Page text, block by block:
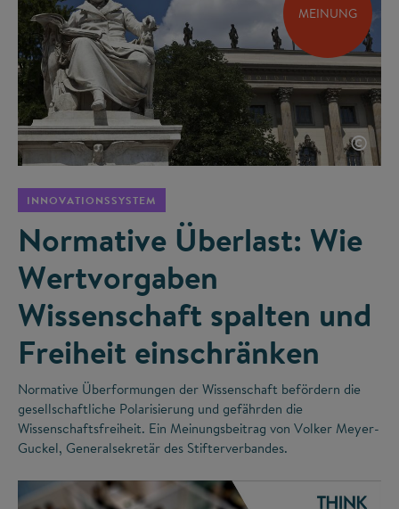
MEINUNG
©
INNOVATIONSSYSTEM
Normative Überlast: Wie
Wertvorgaben
Wissenschaft spalten und
Freiheit einschränken
Normative Überformungen der Wissenschaft befördern die
gesellschaftliche Polarisierung und gefährden die
Wissenschaftsfreiheit. Ein Meinungsbeitrag von Volker Meyer-
Guckel, Generalsekretär des Stifterverbandes.